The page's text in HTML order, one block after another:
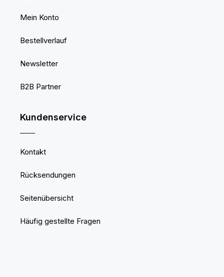
Mein Konto
Bestellverlauf
Newsletter
B2B Partner
Kundenservice
Kontakt
Rücksendungen
Seitenübersicht
Häufig gestellte Fragen